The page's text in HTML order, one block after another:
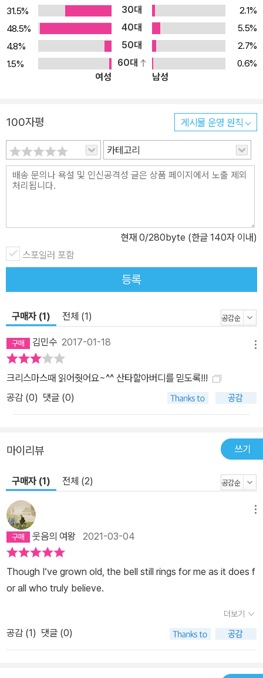
31.5%
30대
2.1%
48.5%
40대
5.5%
4.8%
50대
2.7%
1.5%
60대
0.6%
여성
남성
100자평 게시물 운영 원칙
카테고리
현재 0/280byte (한글 140자 이내)
스포일러 포함
등록
구매자 (1) 전체 (1)
김민수 2017-01-18
크리스마스때 읽어줫어요~^^ 산타할아버디를 믿도록!!!
공감 (0) 댓글 (0)
마이리뷰 쓰기
구매자 (1) 전체 (2)
웃음의 여왕 2021-03-04
Though I‘ve grown old, the bell still rings for me as it does f
or all who truly believe.
더보기
공감 (1) 댓글 (0)